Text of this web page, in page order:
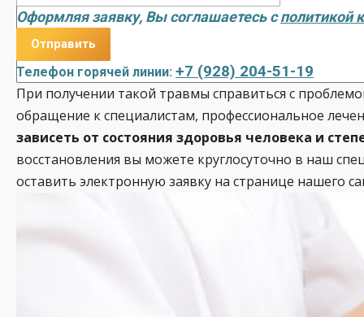
Оформляя заявку, Вы соглашаетесь сполитикой
Телефон горячей линии: +7 (928) 204-51-19
При получении такой травмы справиться с
обращение к специалистам, профессиональное
зависеть от состояния здоровья человека и
восстановления вы можете круглосуточно в наш
оставить электронную заявку на странице нашего